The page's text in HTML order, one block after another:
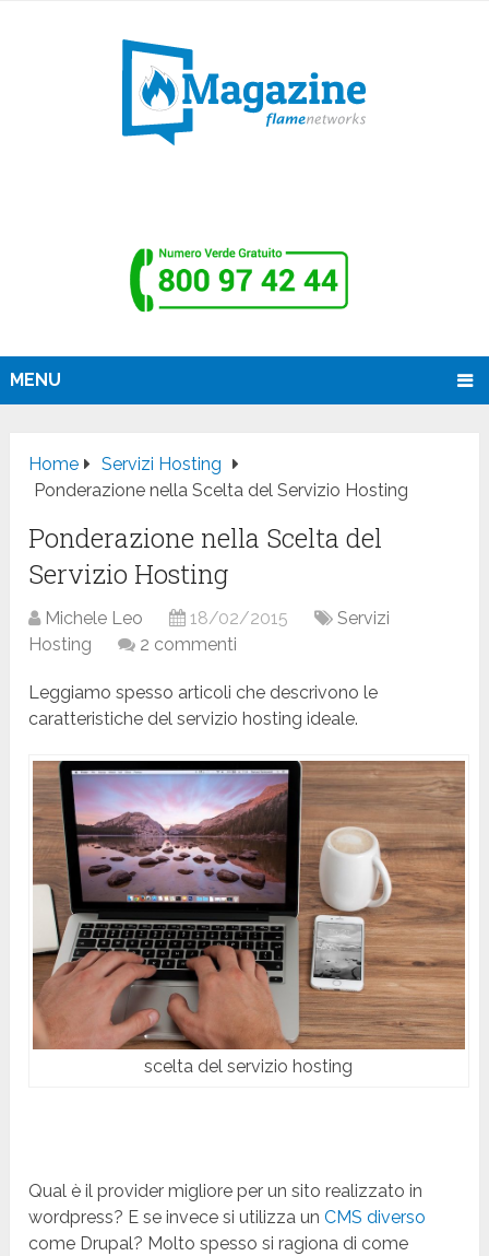
MENU
Home
Servizi Hosting
Ponderazione nella Scelta del Servizio Hosting
Ponderazione nella Scelta del
Servizio Hosting
Michele Leo 18/02/2015
Servizi
Hosting
2 commenti
Leggiamo spesso articoli che descrivono le
caratteristiche del servizio hosting ideale.
scelta del servizio hosting
Qual è il provider migliore per un sito realizzato in
wordpress? E se invece si utilizza unCMS diverso
come Drupal? Molto spesso si ragiona di come